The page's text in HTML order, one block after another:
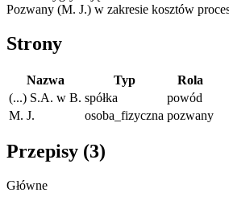
Pozwany (M. J.) w zakresie kosztów
Strony
Nazwa Typ
Rola
(...) S.A. w B. spółka
powód
M. J.
osoba_fizyczna pozwany
Przepisy (3)
Główne